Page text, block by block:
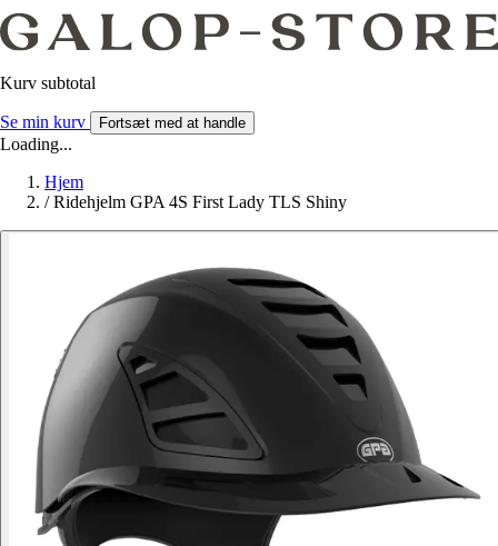
Kurv subtotal
Se min kurv Fortsæt med at handle
Loading...
Hjem
/ Ridehjelm GPA 4S First Lady TLS Shiny